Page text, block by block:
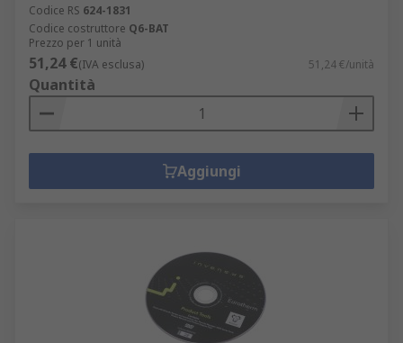
Codice RS 624-1831
Codice costruttore Q6-BAT
Prezzo per 1 unità
51,24 €(IVA esclusa) 51,24 €/unità
Quantità
Aggiungi